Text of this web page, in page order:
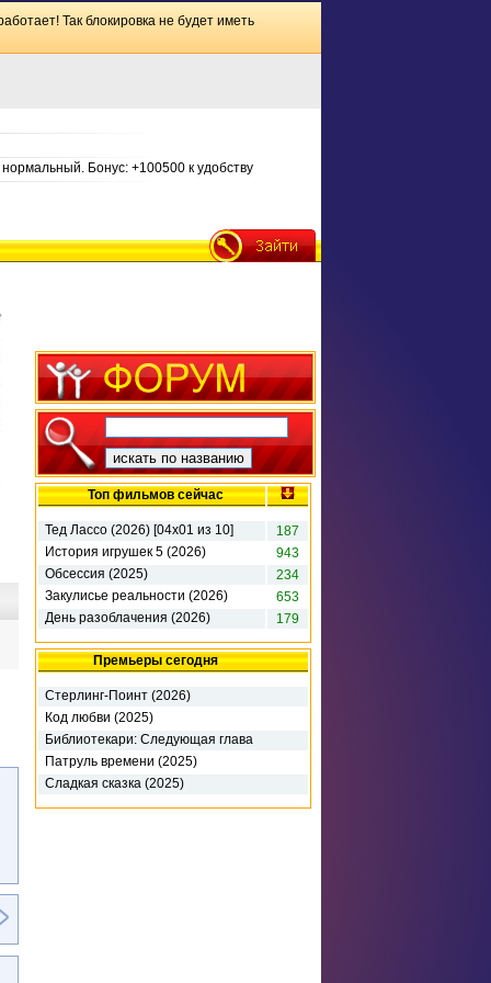
Так блокировка не будет иметь
Бонус: +100500 к удобству
Топ фильмов сейчас
Тед Лассо (2026) [04х01 из 10]
187
История игрушек 5 (2026)
943
Обсессия (2025)
234
Закулисье реальности (2026)
653
День разоблачения (2026)
179
Премьеры сегодня
Стерлинг-Поинт (2026)
Код любви (2025)
Библиотекари: Следующая глава
(2026)
Патруль времени (2025)
Сладкая сказка (2025)